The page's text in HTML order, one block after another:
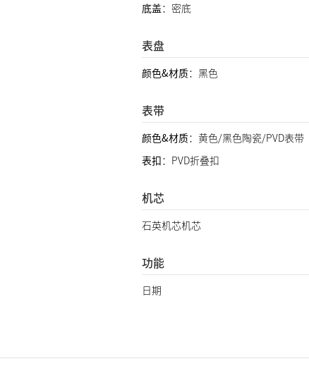
底盖：密底
表盘
颜色&材质：黑色
表带
颜色&材质：黄色/黑色陶瓷/PVD表带
表扣：PVD折叠扣
机芯
石英机芯机芯
功能
日期